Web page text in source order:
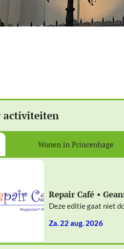
activiteiten
Wonen in Princenhage
Repair Café •
Deze editie gaat niet
za. 22 aug. 2026